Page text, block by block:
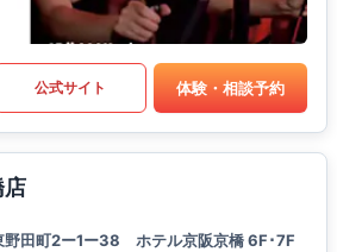
公式サイト 体験・相談予約
店
野田町2ー1ー38 ホテル京阪京橋 6F･7F